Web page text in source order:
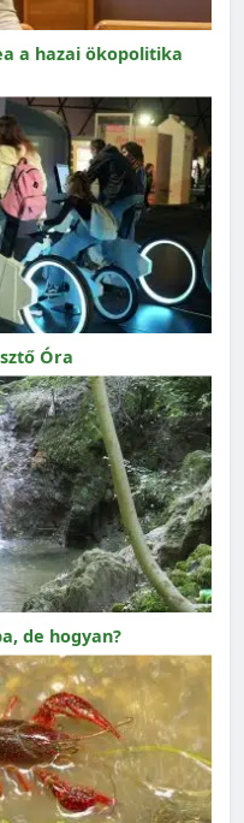
a hazai ökopolitika
Óra
de hogyan?